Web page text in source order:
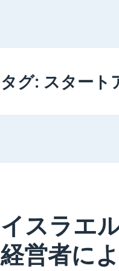
タグ: スタート
イスラエ
経営者に